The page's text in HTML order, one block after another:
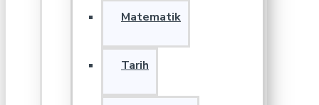
Matematik
Tarih